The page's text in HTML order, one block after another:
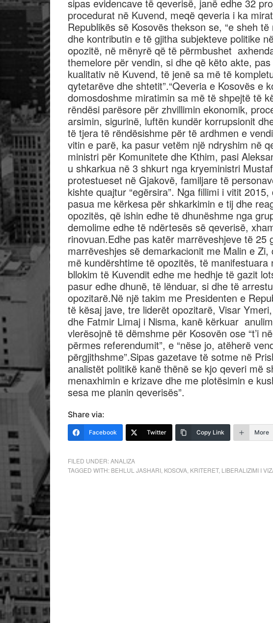
sipas evidencave të qeverisë, janë edhe 32
procedurat në Kuvend, meqë qeveria i ka
Republikës së Kosovës thekson se, “e sheh
dhe kontributin e të gjitha subjekteve politike
opozitë, në mënyrë që të përmbushet
themelore për vendin, si dhe që këto akte,
kualitativ në Kuvend, të jenë sa më të
qytetarëve dhe shtetit”.“Qeveria e Kosovës e
domosdoshme miratimin sa më të shpejtë të
rëndësi parësore për zhvillimin ekonomik,
arsimin, sigurinë, luftën kundër korrupsionit
të tjera të rëndësishme për të ardhmen e
vitin e parë, ka pasur vetëm një ndryshim në
ministri për Komunitete dhe Kthim, pasi
u shkarkua në 3 shkurt nga kryeministri
protestueset në Gjakovë, familjare të
kishte quajtur “egërsira”. Nga fillimi i vitit
pasua me kërkesa për shkarkimin e tij dhe
opozitës, që ishin edhe të dhunëshme nga
demolime edhe të ndërtesës së qeverisë,
rinovuan.Edhe pas katër marrëveshjeve të 25
marrëveshjes së demarkacionit me Malin e
më kundërshtime të opozitës, të
bllokim të Kuvendit edhe me hedhje të gazit
pasur edhe dhunë, të lënduar, si dhe të
opozitarë.Në një takim me Presidenten e
të kësaj jave, tre liderët opozitarë, Visar
dhe Fatmir Limaj i Nisma, kanë kërkuar
vlerësojnë të dëmshme për Kosovën ose “t’i
përmes referendumit”, e “nëse jo, atëherë
përgjithshme”.Sipas gazetave të sotme në
analistët politikë kanë thënë se kjo qeveri më
menaxhimin e krizave dhe me plotësimin e
sesa me planin qeverisës”.
Share via:
Facebook Twitter Copy Link More
FILED UNDER:ANALIZA
TAGGED WITH: BEHLUL JASHARI KOSOVA KRITERET, LIBERALIZIMI I